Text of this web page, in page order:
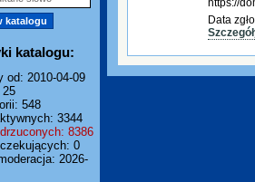
katalogu:
od: 2010-04-09
25
548
3344
8386
0
2026-
https://
Data